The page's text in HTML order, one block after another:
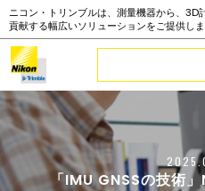
ニコン・トリンブルは、測量機器から、3D
貢献する幅広いソリューションをご提供しま
「IMU GNSSの技術